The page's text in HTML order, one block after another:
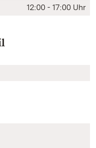
12:00 - 17:00 Uhr